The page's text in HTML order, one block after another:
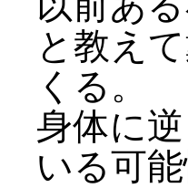
と教え
くる。
身体に
いる可